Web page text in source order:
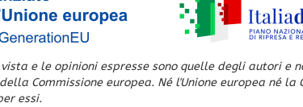
vista e le opinioni espresse sono quelle degli autori
Commissione europea. Né l'Unione europea né la
essi.